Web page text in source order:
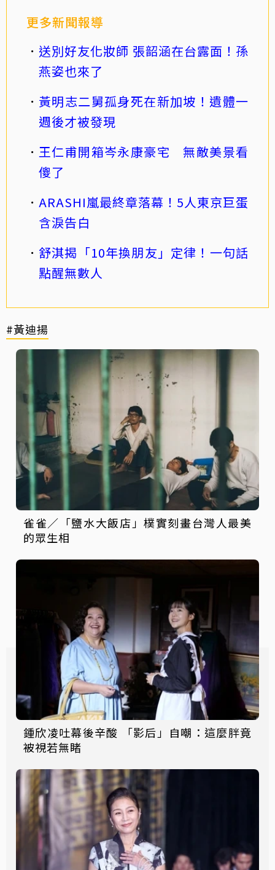
更多新聞報導
送別好友化妝師 張韶涵在台露面！孫
燕姿也來了
黃明志二舅孤身死在新加坡！遺體一
週後才被發現
王仁甫開箱岑永康豪宅 無敵美景看
傻了
ARASHI嵐最終章落幕！5人東京巨蛋
含淚告白
舒淇揭「10年換朋友」定律！一句話
點醒無數人
#黃迪揚
雀雀／「鹽水大飯店」樸實刻畫台灣人最美
的眾生相
鍾欣凌吐幕後辛酸 「影后」自嘲：這麼胖竟
被視若無睹